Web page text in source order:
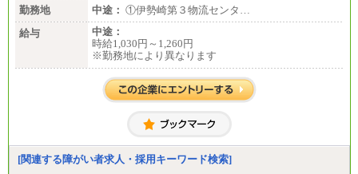
勤務地
中途： ①伊勢崎第３物流センタ…
給与
中途：
時給1,030円～1,260円
※勤務地により異なります
[関連する障がい者求人・採用キーワード検索]